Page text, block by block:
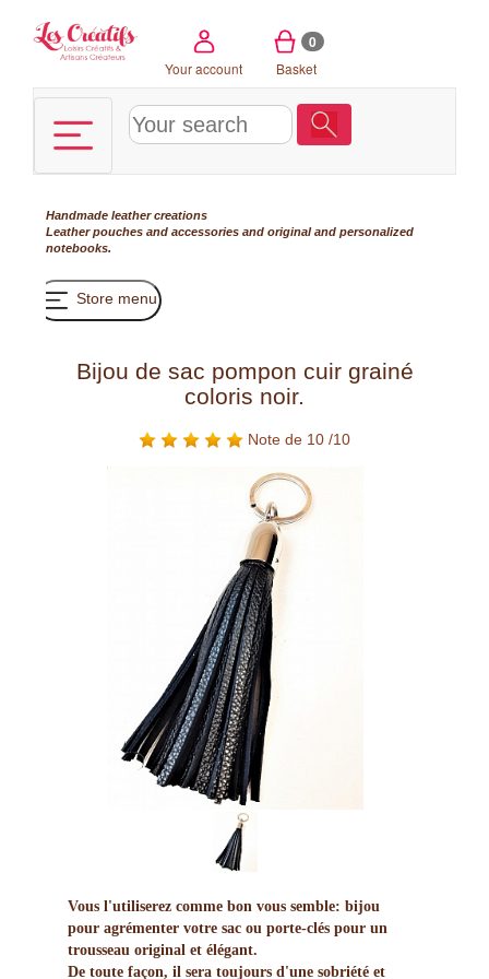
Your account
0
Basket
Handmade leather creations
Leather pouches and accessories and original and personalized
notebooks.
Store menu
Bijou de sac pompon cuir grainé
coloris noir.
Note de 10 /10
Vous l'utiliserez comme bon vous semble: bijou
pour agrémenter votre sac ou porte-clés pour un
trousseau original et élégant.
De toute façon, il sera toujours d'une sobriété et